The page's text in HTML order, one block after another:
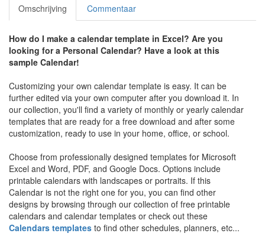
Omschrijving Commentaar
How do I make a calendar template in Excel? Are you
looking for a Personal Calendar? Have a look at this
sample Calendar!
Customizing your own calendar template is easy. It can be
further edited via your own computer after you download it. In
our collection, you'll find a variety of monthly or yearly calendar
templates that are ready for a free download and after some
customization, ready to use in your home, office, or school.
Choose from professionally designed templates for Microsoft
Excel and Word, PDF, and Google Docs. Options include
printable calendars with landscapes or portraits. If this
Calendar is not the right one for you, you can find other
designs by browsing through our collection of free printable
calendars and calendar templates or check out these
Calendars templates to find other schedules, planners, etc...